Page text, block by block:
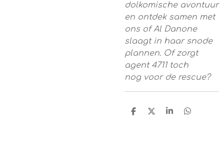
dolkomische avontuur
en ontdek samen met
ons of Al Danone
slaagt in haar snode
plannen. Of zorgt
agent 4711 toch
nog voor de rescue?
D
D
S
D